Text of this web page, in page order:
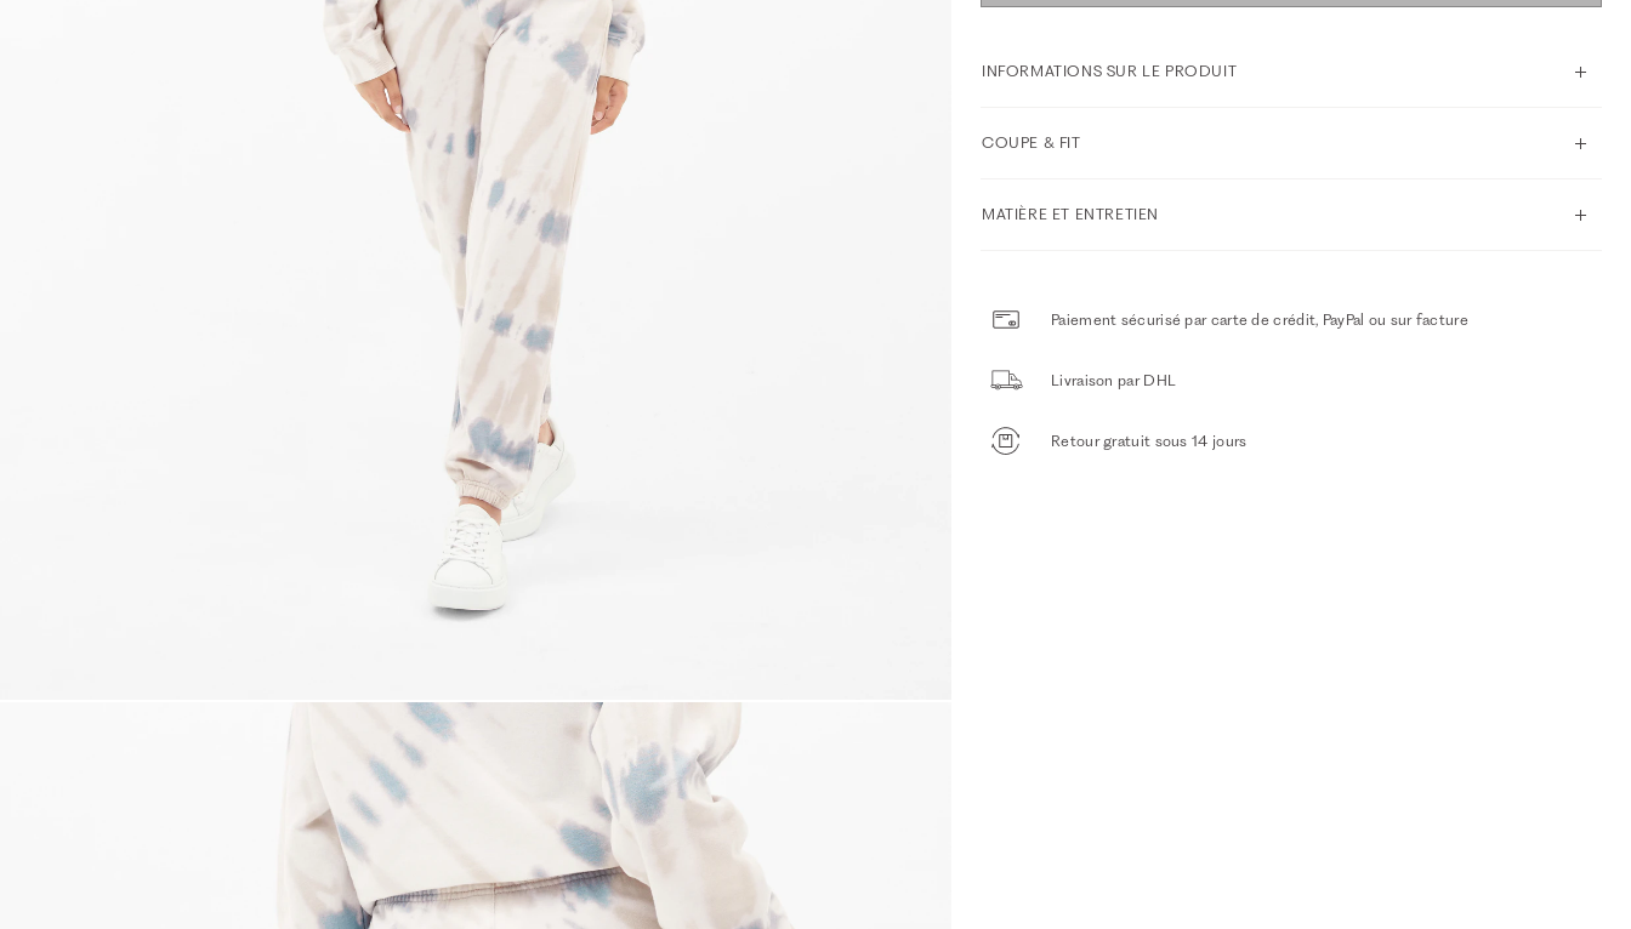
INFORMATIONS SUR LE PRODUIT
COUPE & FIT
MATIÈRE ET ENTRETIEN
Paiement sécurisé par carte de crédit, PayPal ou sur facture
Livraison par DHL
Retour gratuit sous 14 jours